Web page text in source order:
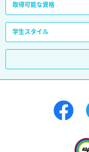
取得可能な資格
学生スタイル